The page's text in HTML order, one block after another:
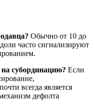
Обычно от 10 до
часто сигнализируют
субординацию? Если
всегда является
дефолта